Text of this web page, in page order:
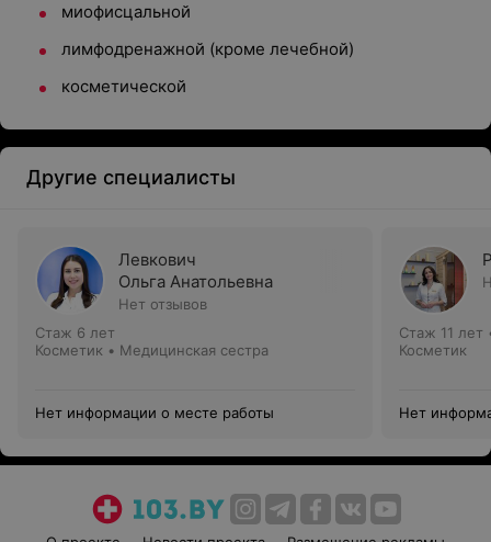
миофисцальной
лимфодренажной (кроме лечебной)
косметической
Другие специалисты
Левкович
Ольга Анатольевна
Нет отзывов
Стаж 6 лет
Косметик • Медицинская сестра
Нет информации о месте работы
Стаж 11 лет
Косметик
Нет